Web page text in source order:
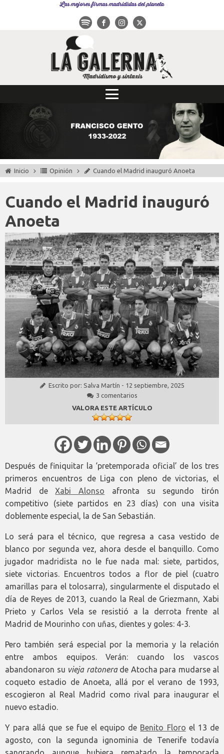
Las mejores firmas madridistas del planeta
Inicio Opinión Cuando el Madrid inauguró Anoeta
Cuando el Madrid inauguró
Anoeta
Escrito por: Salva Martín - 12 septiembre, 2025
3 comentarios
VALORA ESTE ARTÍCULO
Después de finiquitar la ‘pretemporada oficial’ de los tres
primeros encuentros de Liga con pleno de victorias, el
Madrid deXabi Alonso afronta su segundo tirón
competitivo (siete partidos en 23 días) con una visita
doblemente especial, la de San Sebastián.
Lo será para el técnico, que regresa a casa vestido de
blanco por segunda vez, ahora desde el banquillo. Como
jugador madridista no le fue nada mal: siete, partidos,
siete victorias. Encuentros todos a flor de piel (cuatro
amarillas para el tolosarra), singularmente el disputado el
día de Reyes de 2013, cuando la Real de Griezmann, Xabi
Prieto y Carlos Vela se resistió a la derrota frente al
Madrid de Mourinho con uñas, dientes y goles: 4-3.
Pero también será especial por la memoria y la relación
entre ambos equipos. Verán: cuando los vascos
abandonaron su vieja ratonerade Atocha para mudarse al
coqueto estadio de Anoeta, allá por el verano de 1993,
escogieron al Real Madrid como rival para inaugurar el
nuevo estadio.
Y para allá que se fue el equipo de Benito Floro el 13 de
agosto, con la segunda ignominia de Tenerife todavía